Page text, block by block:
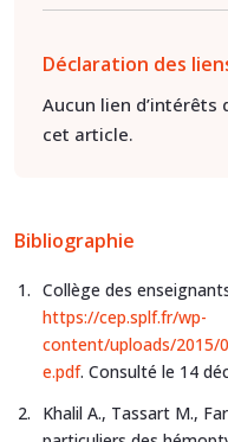
Déclaration des
Aucun lien d’intérêts
cet article.
Bibliographie
Collège des
https://cep.splf.fr/wp-
content/uploads/2015/
e.pdf. Consulté le 14
Khalil A., Tassart M.,